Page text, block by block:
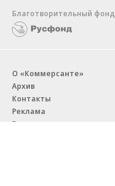
Благотворительный фонд
О «Коммерсанте»
Архив
Контакты
Реклама
Вакансии